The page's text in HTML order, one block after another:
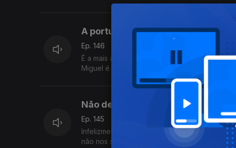
A portuguesa para quem os papas
Ep. 146
É a mais antiga vaticanista e para ela os
Miguel é a personagem principal do Postal do
Não depende tudo de ti
Ep. 145
Infelizmente, nem tudo depende da força de
não nos serve, todos o faríamos. Ainda assim